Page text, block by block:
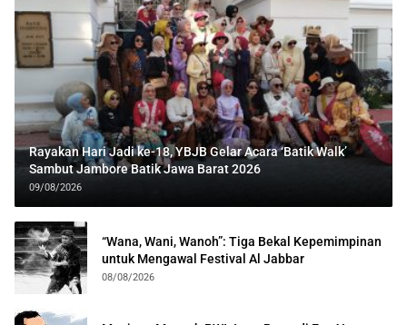
Rayakan Hari Jadi ke-18, YBJB Gelar Acara ‘Batik Walk’
Sambut Jambore Batik Jawa Barat 2026
09/08/2026
“Wana, Wani, Wanoh”: Tiga Bekal Kepemimpinan
untuk Mengawal Festival Al Jabbar
08/08/2026